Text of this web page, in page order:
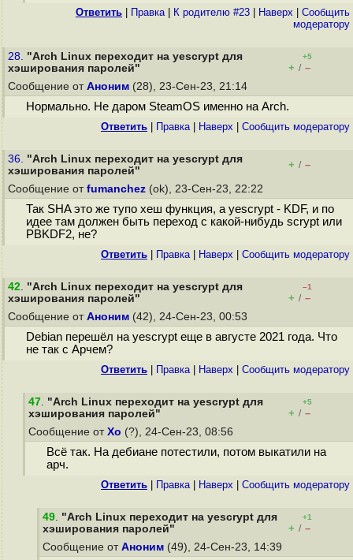
Ответить Правка| К родителю #23 Наверх
Cообщить
модератору
28. "Arch Linux переходит на yescrypt для
хэширования паролей"
+5
+ / –
Сообщение от Аноним (28), 23-Сен-23, 21:14
Нормально. Не даром SteamOS именно на Arch.
Ответить Правка| Наверх Cообщить модератору
36. "Arch Linux переходит на yescrypt для
хэширования паролей"
+ / –
Сообщение от fumanchez (ok), 23-Сен-23, 22:22
Так SHA это же тупо хеш функция, а yescrypt - KDF, и по
идее там должен быть переход с какой-нибудь scrypt или
PBKDF2, не?
Ответить Правка| Наверх Cообщить модератору
42. "Arch Linux переходит на yescrypt для
хэширования паролей"
–1
+ / –
Сообщение от Аноним (42), 24-Сен-23, 00:53
Debian перешёл на yescrypt еще в августе 2021 года. Что
не так с Арчем?
Ответить Правка| Наверх Cообщить модератору
47. "Arch Linux переходит на yescrypt для
хэширования паролей"
+5
+ / –
Сообщение от Xo (?), 24-Сен-23, 08:56
Всё так. На дебиане потестили, потом выкатили на
арч.
Ответить Правка| Наверх Cообщить модератору
49. "Arch Linux переходит на yescrypt для
хэширования паролей"
+1
+ / –
Сообщение от Аноним (49), 24-Сен-23, 14:39